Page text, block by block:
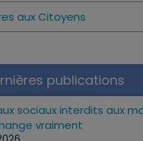
aux Citoyens
publications
sociaux interdits aux